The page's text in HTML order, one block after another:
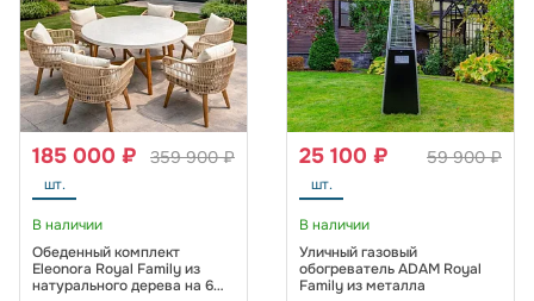
359 900 ₽
185 000 ₽
шт.
В наличии
Обеденный комплект
Eleonora Royal Family из
натурального дерева на 6
59 900 ₽
25 100 ₽
шт.
В наличии
Уличный газовый
обогреватель ADAM Royal
Family из металла